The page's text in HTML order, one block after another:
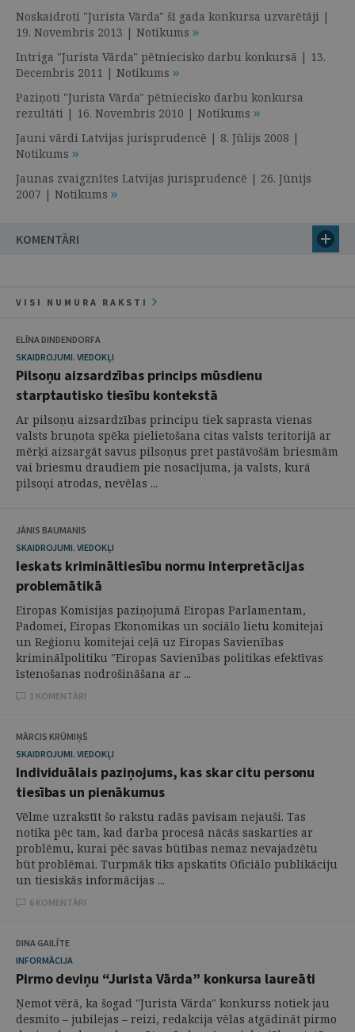
Noskaidroti "Jurista Vārda" šī gada konkursa uzvarētāji |
19. Novembris 2013 | Notikums
Intriga "Jurista Vārda" pētniecisko darbu konkursā | 13.
Decembris 2011 | Notikums
Paziņoti "Jurista Vārda" pētniecisko darbu konkursa
rezultāti | 16. Novembris 2010 | Notikums
Jauni vārdi Latvijas jurisprudencē | 8. Jūlijs 2008 |
Notikums
Jaunas zvaigznītes Latvijas jurisprudencē | 26. Jūnijs
2007 | Notikums
KOMENTĀRI
VISI NUMURA RAKSTI
ELĪNA DINDENDORFA
SKAIDROJUMI. VIEDOKĻI
Pilsoņu aizsardzības princips mūsdienu
starptautisko tiesību kontekstā
Ar pilsoņu aizsardzības principu tiek saprasta vienas
valsts bruņota spēka pielietošana citas valsts teritorijā ar
mērķi aizsargāt savus pilsoņus pret pastāvošām briesmām
vai briesmu draudiem pie nosacījuma, ja valsts, kurā
pilsoņi atrodas, nevēlas ...
JĀNIS BAUMANIS
SKAIDROJUMI. VIEDOKĻI
Ieskats krimināltiesību normu interpretācijas
problemātikā
Eiropas Komisijas paziņojumā Eiropas Parlamentam,
Padomei, Eiropas Ekonomikas un sociālo lietu komitejai
un Reģionu komitejai ceļā uz Eiropas Savienības
kriminālpolitiku "Eiropas Savienības politikas efektīvas
īstenošanas nodrošināšana ar ...
1 KOMENTĀRI
MĀRCIS KRŪMIŅŠ
SKAIDROJUMI. VIEDOKĻI
Individuālais paziņojums, kas skar citu personu
tiesības un pienākumus
Vēlme uzrakstīt šo rakstu radās pavisam nejauši. Tas
notika pēc tam, kad darba procesā nācās saskarties ar
problēmu, kurai pēc savas būtības nemaz nevajadzētu
būt problēmai. Turpmāk tiks apskatīts Oficiālo publikāciju
un tiesiskās informācijas ...
6 KOMENTĀRI
DINA GAILĪTE
INFORMĀCIJA
Pirmo deviņu “Jurista Vārda” konkursa laureāti
Ņemot vērā, ka šogad "Jurista Vārda" konkurss notiek jau
desmito – jubilejas – reizi, redakcija vēlas atgādināt pirmo